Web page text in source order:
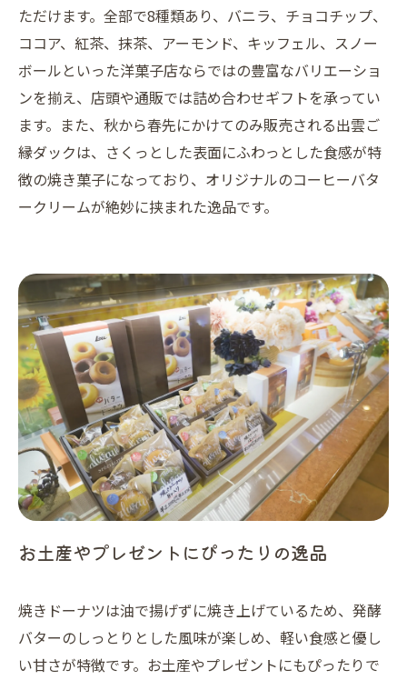
ただけます。全部で8種類あり、バニラ、チョコチップ、
ココア、紅茶、抹茶、アーモンド、キッフェル、スノー
ボールといった洋菓子店ならではの豊富なバリエーショ
ンを揃え、店頭や通販では詰め合わせギフトを承ってい
ます。また、秋から春先にかけてのみ販売される出雲ご
縁ダックは、さくっとした表面にふわっとした食感が特
徴の焼き菓子になっており、オリジナルのコーヒーバタ
ークリームが絶妙に挟まれた逸品です。
お土産やプレゼントにぴったりの逸品
焼きドーナツは油で揚げずに焼き上げているため、発酵
バターのしっとりとした風味が楽しめ、軽い食感と優し
い甘さが特徴です。お土産やプレゼントにもぴったりで